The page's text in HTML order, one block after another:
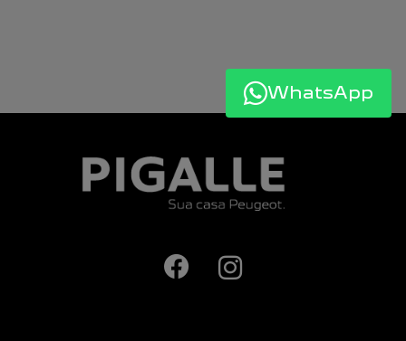
WhatsApp